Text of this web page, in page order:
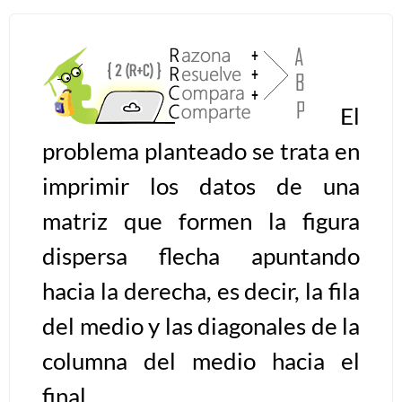
Algoritmos II [Ingresar]
Ver/Ocultar temario
Prueba de escritorio Ξ Manejo
cadenas de texto Ξ Funciones con
Funciones Ξ Recursión Ξ Arreglos
unidimensionales (vectores) Ξ
Arreglos bidimensionales (matrices)
Ξ Arreglos multidimensionales Ξ
Métodos de ordenamiento (burbuja,
selección, inserción, shell) Ξ
binaria).
El
problema planteado se trata en
imprimir los datos de una
matriz que formen la figura
dispersa flecha apuntando
hacia la derecha, es decir, la fila
del medio y las diagonales de la
columna del medio hacia el
final